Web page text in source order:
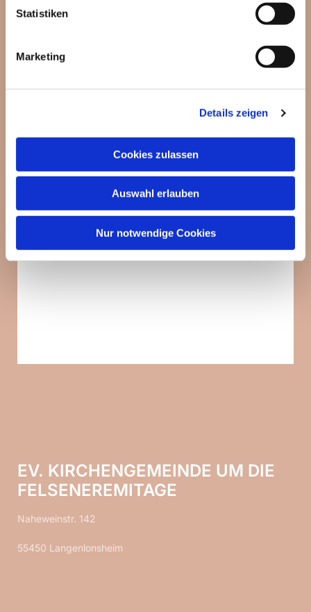
Statistiken
Marketing
Details zeigen
Cookies zulassen
Auswahl erlauben
Nur notwendige Cookies
EV. KIRCHENGEMEINDE UM DIE
FELSENEREMITAGE
Naheweinstr. 142
55450 Langenlonsheim